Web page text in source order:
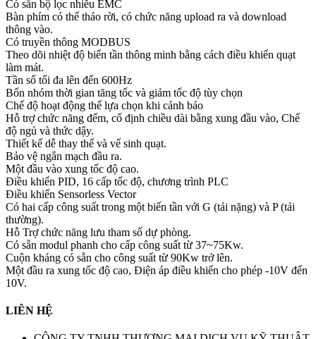
Có sẵn bộ lọc nhiễu EMC
Bàn phím có thể tháo rời, có chức năng upload ra và download
thông vào.
Có truyền thông MODBUS
Theo dõi nhiệt độ biến tần thông minh bằng cách điều khiển quạt
làm mát.
Tần số tối đa lên đến 600Hz
Bốn nhóm thời gian tăng tốc và giảm tốc độ tùy chọn
Chế độ hoạt động thể lựa chọn khi cảnh báo
Hỗ trợ chức năng đếm, cố định chiều dài bằng xung đầu vào, Chế
độ ngủ và thức dậy.
Thiết kế dễ thay thế và vế sinh quạt.
Bảo vệ ngắn mạch đầu ra.
Một đầu vào xung tốc độ cao.
Điều khiển PID, 16 cấp tốc độ, chương trình PLC
Điều khiển Sensorless Vector
Có hai cấp công suất trong một biến tần với G (tải nặng) và P (tải
thường).
Hỗ Trợ chức năng lưu tham số dự phòng.
Có sẵn modul phanh cho cấp công suất từ 37~75Kw.
Cuộn kháng có sẵn cho công suất từ 90Kw trở lên.
Một đầu ra xung tốc độ cao, Điện áp điều khiển cho phép -10V đến
10V.
LIÊN HỆ